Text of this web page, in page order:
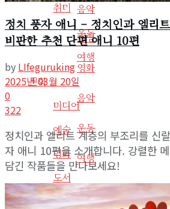
취미
게임
영화
음악
운동
여행
문화
음악
운동
여행
문화
미디어
예술
영화
도서
도서요약
정치 풍자 애니 – 정치인과 엘리
비판한 추천 단편 애니 10편
by LIfeguruking
2025년 03월 20일
0
322
정치인과 엘리트 계층의 부조리를 신
자 애니 10편을 소개합니다. 강렬한
담긴 작품들을 만나보세요!